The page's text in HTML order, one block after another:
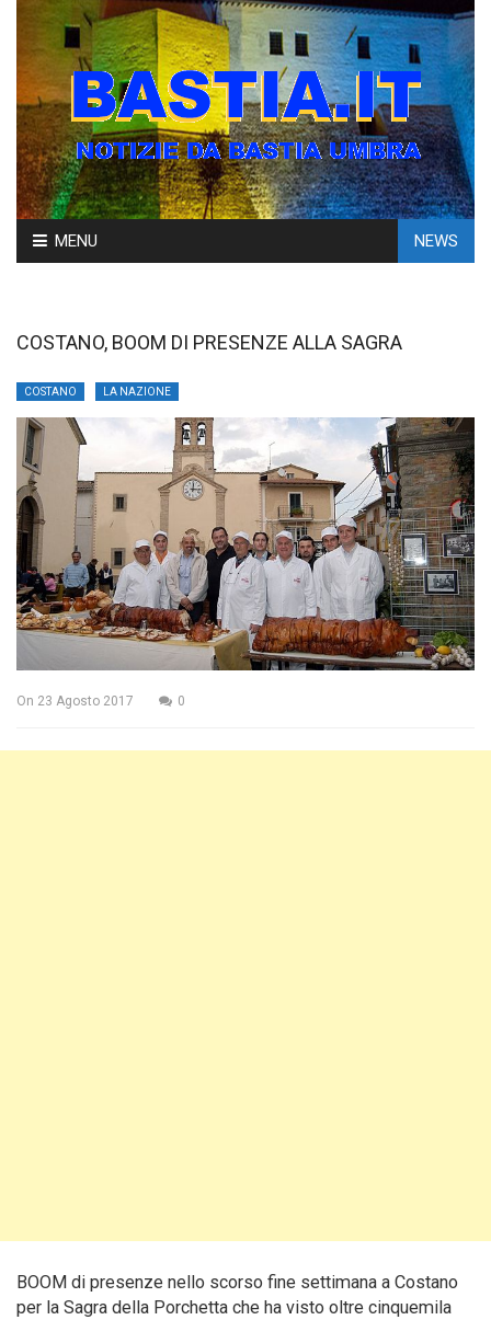
Skip
to
MENU NEWS
COSTANO, BOOM DI PRESENZE ALLA SAGRA
COSTANO LA NAZIONE
On 23 Agosto 2017 0
BOOM di presenze nello scorso fine settimana a Costano
per la Sagra della Porchetta che ha visto oltre cinquemila